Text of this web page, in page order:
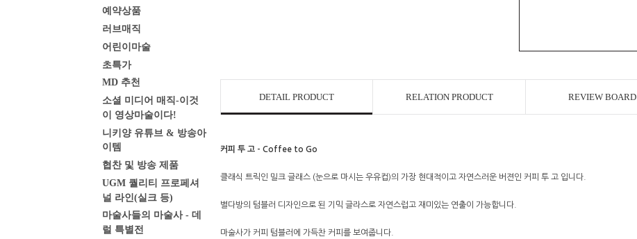
예약상품
러브매직
어린이마술
초특가
MD 추천
소셜 미디어 매직-이것
이 영상마술이다!
니키양 유튜브 & 방송아
이템
협찬 및 방송 제품
UGM 퀄리티 프로페셔
널 라인(실크 등)
마술사들의 마술사 - 데
럴 특별전
DETAIL PRODUCT RELATION PRODUCT REVIEW BOARD
커피 투 고 - Coffee to Go
클래식 트릭인 밀크 글래스 (눈으로 마시는 우유컵)의 가장 현대적이고 자연스러운 버젼인 커피 투 고 입니다.
별다방의 텀블러 디자인으로 된 기믹 글라스로 자연스럽고 재미있는 연출이 가능합니다.
마술사가 커피 텀블러에 가득찬 커피를 보여줍니다.